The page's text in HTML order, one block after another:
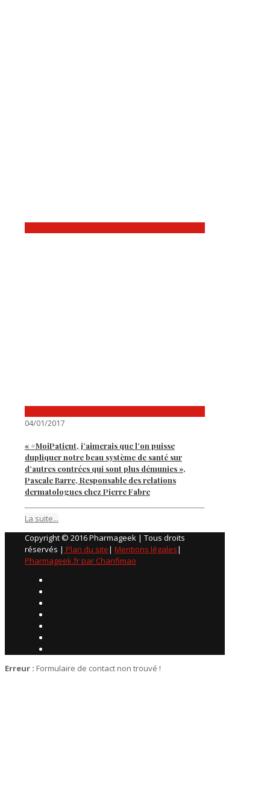
04/01/2017
« #MoiPatient, j’aimerais que l’on puisse
dupliquer notre beau système de santé sur
d’autres contrées qui sont plus démunies »,
Pascale Barre, Responsable des relations
dermatologues chez Pierre Fabre
La suite...
Copyright © 2016 Pharmageek | Tous droits
réservés | Plan du site| Mentions légales|
Pharmageek.fr par Chanfimao
Erreur : Formulaire de contact non trouvé !